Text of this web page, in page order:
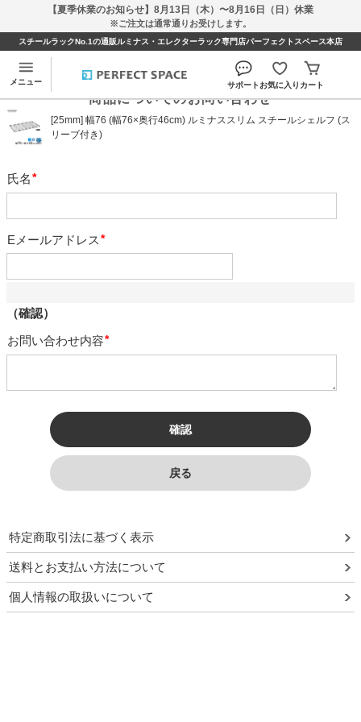
【夏季休業のお知らせ】8月13日（木）〜8月16日（日）休業
※ご注文は通常通りお受けします。
スチールラックNo.1の通販ルミナス・エレクターラック専門店パーフェクトスペース本店
メニュー サポートお気に入り カート
商品についてのお問い合わせ
[25mm] 幅76 (幅76×奥行46cm) ルミナススリム スチールシェルフ (ス
リーブ付き)
氏名
Eメールアドレス
（確認）
お問い合わせ内容
特定商取引法に基づく表示
送料とお支払い方法について
個人情報の取扱いについて